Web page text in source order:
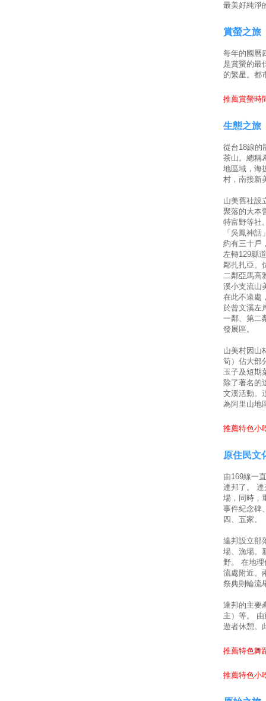
最美好純淨
賞螢之旅
每年的國曆
是賞螢的最
的繁星。都
推薦賞螢時
生態之旅
從台18線的
茶山。總稱
地區域，海
村，南接新
山美舊社設
聚落的大本
特富野等社
「吳鳳神
約有三十戶
左轉129縣
鄰扎扎亞。
二鄰亞馬高
溪小支流山
在此不遠處
於曾文溪左
一鄰、第二
發展區。
山美村因山
筍）佔大部
玉子及短期
除了著名的
文溪活動。
為阿里山地
推薦特色小
原住民文
由169線一
達邦了。
場，同時，
事件紀念碑
四、五家。
達邦設立部
場、漁場。
野。 在地
流處附近。
祭典則輪流
達邦的主要
主）等。
遊者休憩。
推薦特色舞
推薦特色小